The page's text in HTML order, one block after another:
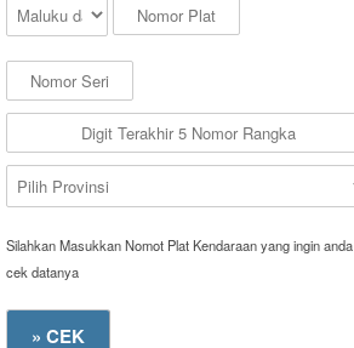
Silahkan Masukkan Nomot Plat Kendaraan yang ingin anda
cek datanya